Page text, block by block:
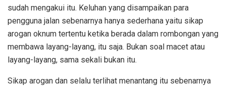
sudah mengakui itu. Keluhan yang disampaikan para
pengguna jalan sebenarnya hanya sederhana yaitu sikap
arogan oknum tertentu ketika berada dalam rombongan yang
membawa layang-layang, itu saja. Bukan soal macet atau
layang-layang, sama sekali bukan itu.
Sikap arogan dan selalu terlihat menantang itu sebenarnya